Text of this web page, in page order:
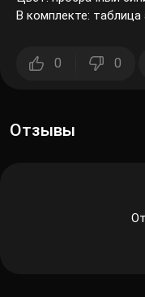
В комплекте: таблица
0 0
Отзывы